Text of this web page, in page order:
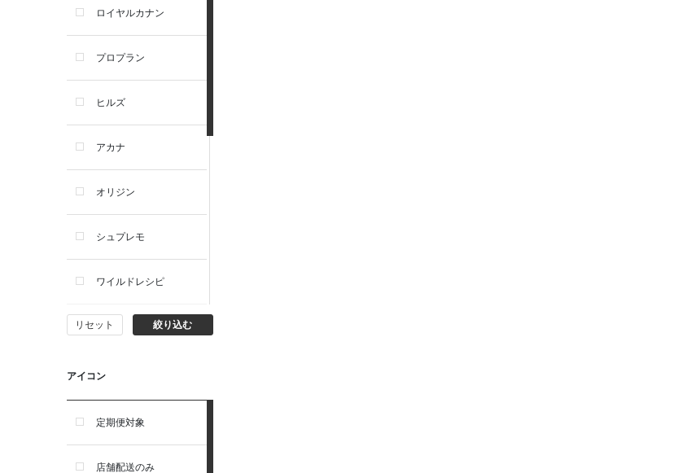
イ・ウェット）
犬ドライフード
犬ウェットフード
犬おやつ
犬サプリ・ミルク・栄養補給
ロイヤルカナン
プロプラン
ヒルズ
アカナ
オリジン
シュプレモ
ワイルドレシピ
ナチュラルチョイス
ウェルネス
アーテミス
セレクトバランス
リセット 絞り込む
アイコン
定期便対象
店舗配送のみ